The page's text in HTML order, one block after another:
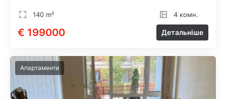
140 m² 4 комн.
€ 199000 Детальніше
Апартаменти